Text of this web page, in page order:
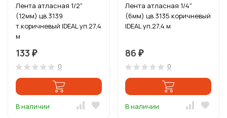
Лента атласная 1/2"
(12мм) цв.3139
т.коричневый IDEAL уп.27,4
м
133 ₽
0
В наличии
Лента атласная 1/4"
(6мм) цв.3135 коричневый
IDEAL уп.27,4 м
86 ₽
0
В наличии